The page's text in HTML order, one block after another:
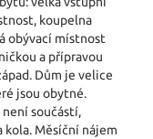
koupelna
obývací místnost
a přípravou
Dům je velice
jsou obytné.
součástí,
Měsíční nájem